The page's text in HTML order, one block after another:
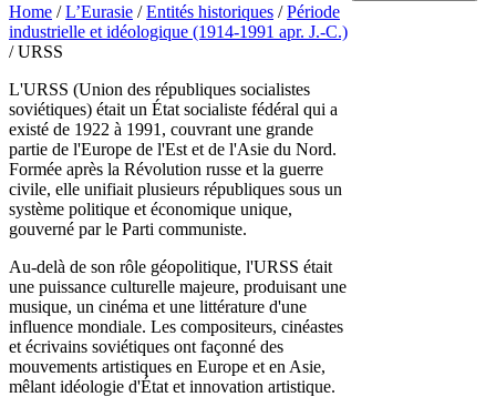
Home /L’Eurasie /Entités historiques /Période
industrielle et idéologique (1914-1991 apr. J.-C.)
/URSS
L'URSS (Union des républiques socialistes
soviétiques) était un État socialiste fédéral qui a
existé de 1922 à 1991, couvrant une grande
partie de l'Europe de l'Est et de l'Asie du Nord.
Formée après la Révolution russe et la guerre
civile, elle unifiait plusieurs républiques sous un
système politique et économique unique,
gouverné par le Parti communiste.
Au-delà de son rôle géopolitique, l'URSS était
une puissance culturelle majeure, produisant une
musique, un cinéma et une littérature d'une
influence mondiale. Les compositeurs, cinéastes
et écrivains soviétiques ont façonné des
mouvements artistiques en Europe et en Asie,
mêlant idéologie d'État et innovation artistique.